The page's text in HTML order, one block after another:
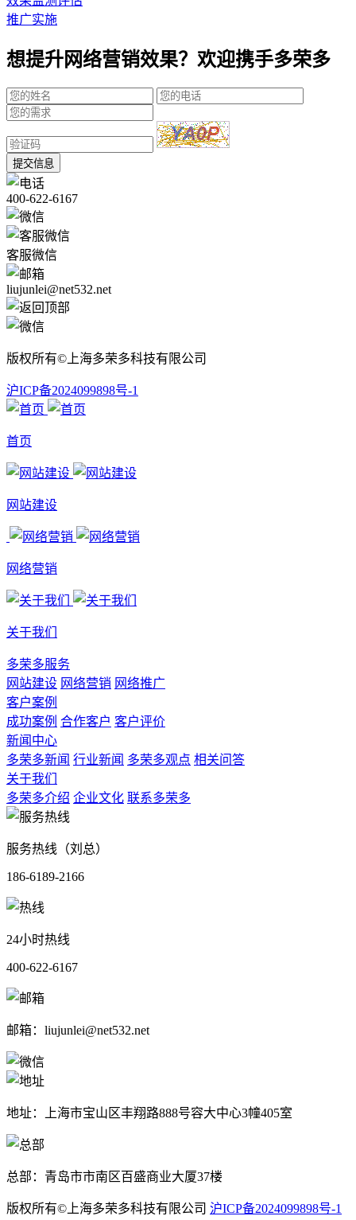
推广实施
想提升网络营销效果？欢迎携手多荣多
提交信息
400-622-6167
客服微信
liujunlei@net532.net
版权所有©上海多荣多科技有限公司
沪ICP备2024099898号-1
首页
网站建设
网络营销
关于我们
多荣多服务
网站建设 网络营销 网络推广
客户案例
成功案例 合作客户 客户评价
新闻中心
多荣多新闻 行业新闻 多荣多观点 相关问答
关于我们
多荣多介绍 企业文化 联系多荣多
服务热线（刘总）
186-6189-2166
24小时热线
400-622-6167
邮箱：liujunlei@net532.net
地址：上海市宝山区丰翔路888号容大中心3幢405室
总部：青岛市市南区百盛商业大厦37楼
版权所有©上海多荣多科技有限公司 沪ICP备2024099898号-1